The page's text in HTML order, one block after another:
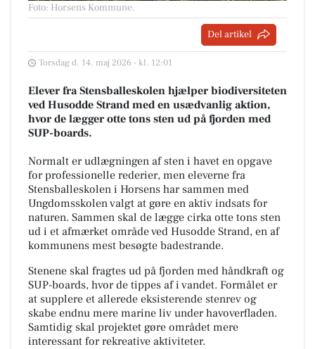
Foto: Horsens Kommune.
Del artikel
Torsdag d. 14. maj 2026 - kl. 12:01
Elever fra Stensballeskolen hjælper biodiversiteten
ved Husodde Strand med en usædvanlig aktion,
hvor de lægger otte tons sten ud på fjorden med
SUP-boards.
Normalt er udlægningen af sten i havet en opgave
for professionelle rederier, men eleverne fra
Stensballeskolen i Horsens har sammen med
Ungdomsskolen valgt at gøre en aktiv indsats for
naturen. Sammen skal de lægge cirka otte tons sten
ud i et afmærket område ved Husodde Strand, en af
kommunens mest besøgte badestrande.
Stenene skal fragtes ud på fjorden med håndkraft og
SUP-boards, hvor de tippes af i vandet. Formålet er
at supplere et allerede eksisterende stenrev og
skabe endnu mere marine liv under havoverfladen.
Samtidig skal projektet gøre området mere
interessant for rekreative aktiviteter.